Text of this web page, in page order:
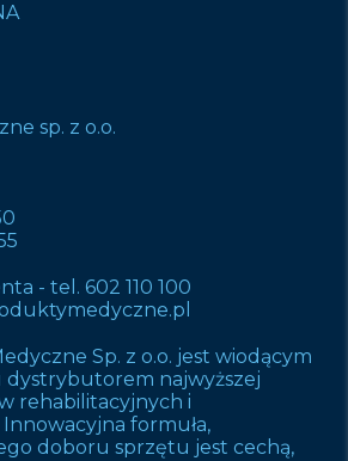
sp. z o.o.
- tel. 602 110 100
Sp. z o.o. jest wiodącym
dystrybutorem najwyższej
rehabilitacyjnych i
formuła,
doboru sprzętu jest cechą,